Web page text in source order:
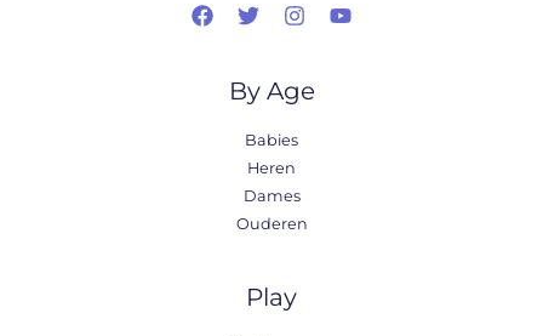
By Age
Babies
Heren
Dames
Ouderen
Play